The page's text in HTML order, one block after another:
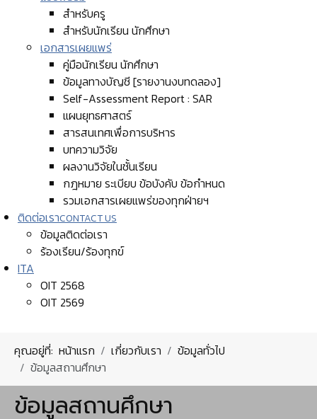
สำหรับครู
สำหรับนักเรียน นักศึกษา
เอกสารเผยแพร่
คู่มือนักเรียน นักศึกษา
ข้อมูลทางบัญชี [รายงานงบทดลอง]
Self-Assessment Report : SAR
แผนยุทธศาสตร์
สารสนเทศเพื่อการบริหาร
บทความวิจัย
ผลงานวิจัยในชั้นเรียน
กฎหมาย ระเบียบ ข้อบังคับ ข้อกำหนด
รวมเอกสารเผยแพร่ของทุกฝ่ายฯ
ติดต่อเราCONTACT US
ข้อมูลติดต่อเรา
ร้องเรียน/ร้องทุกข์
ITA
OIT 2568
OIT 2569
คุณอยู่ที่: หน้าแรก เกี่ยวกับเรา
ข้อมูลทั่วไป
ข้อมูลสถานศึกษา
ข้อมูลสถานศึกษา